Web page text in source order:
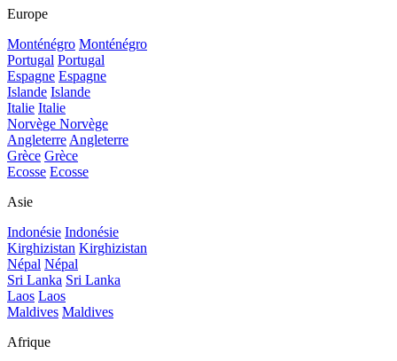
Europe
Monténégro Monténégro
Portugal Portugal
Espagne Espagne
Islande Islande
Italie Italie
Norvège Norvège
AngleterreAngleterre
Grèce Grèce
Ecosse Ecosse
Asie
Indonésie Indonésie
Kirghizistan Kirghizistan
Népal Népal
Sri Lanka Sri Lanka
Laos Laos
Maldives Maldives
Afrique